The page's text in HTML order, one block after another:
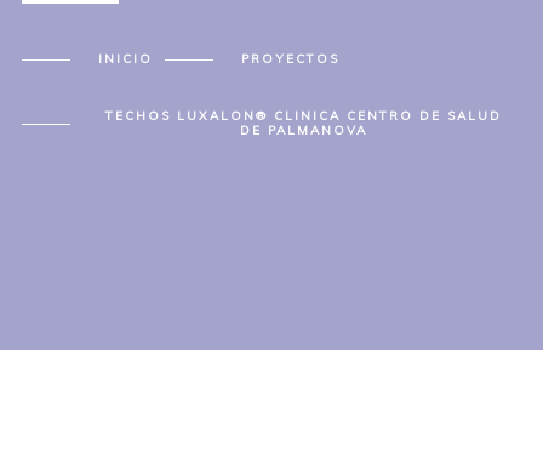
INICIO PROYECTOS
TECHOS LUXALON® CLINICA CENTRO DE SALUD
DE PALMANOVA